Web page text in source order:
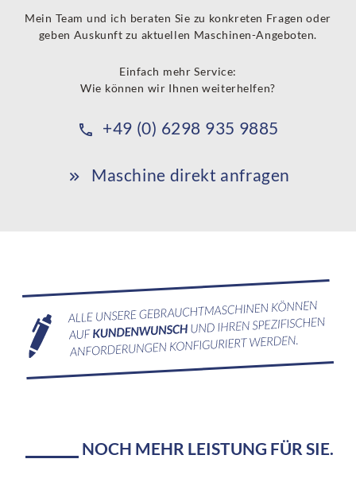
Mein Team und ich beraten Sie zu konkreten Fragen oder
geben Auskunft zu aktuellen Maschinen-Angeboten.
Einfach mehr Service:
Wie können wir Ihnen weiterhelfen?
+49 (0) 6298 935 9885
Maschine direkt anfragen
NOCH MEHR LEISTUNG FÜR SIE.